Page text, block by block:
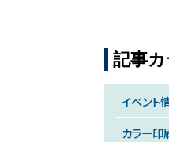
記事
イベント
カラー印